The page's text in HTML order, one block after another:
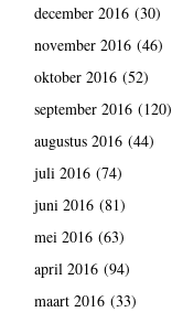
december 2016(30)
november 2016(46)
oktober 2016(52)
september 2016(120)
augustus 2016(44)
juli 2016(74)
juni 2016(81)
mei 2016(63)
april 2016(94)
maart 2016(33)